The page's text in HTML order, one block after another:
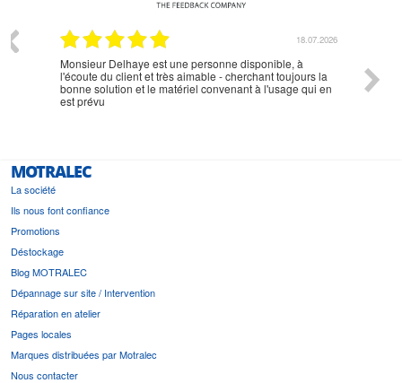
18.07.2026
Monsieur Delhaye est une personne disponible, à
l'écoute du client et très aimable - cherchant toujours la
bonne solution et le matériel convenant à l'usage qui en
est prévu
MOTRALEC
La société
Ils nous font confiance
Promotions
Déstockage
Blog MOTRALEC
Dépannage sur site / Intervention
Réparation en atelier
Pages locales
Marques distribuées par Motralec
Nous contacter